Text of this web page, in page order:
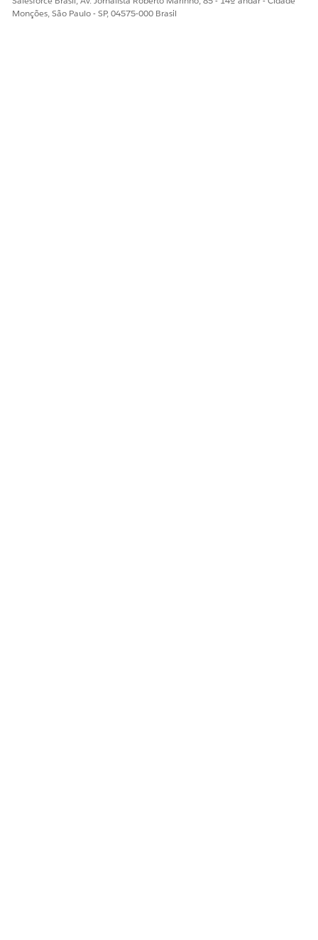
Monções, São Paulo - SP, 04575-000 Brasil